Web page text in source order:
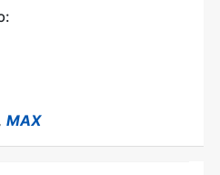
, MAX